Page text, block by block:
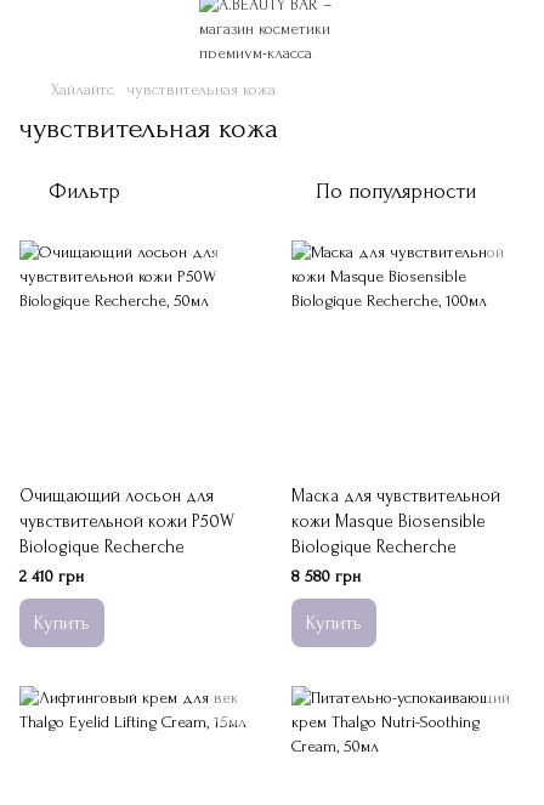
Хайлайтс чувствительная кожа
чувствительная кожа
Фильтр По популярности
Очищающий лосьон для
чувствительной кожи P50W
Biologique Recherche
2 410 грн
Купить
Маска для чувствительной
кожи Masque Biosensible
Biologique Recherche
8 580 грн
Купить